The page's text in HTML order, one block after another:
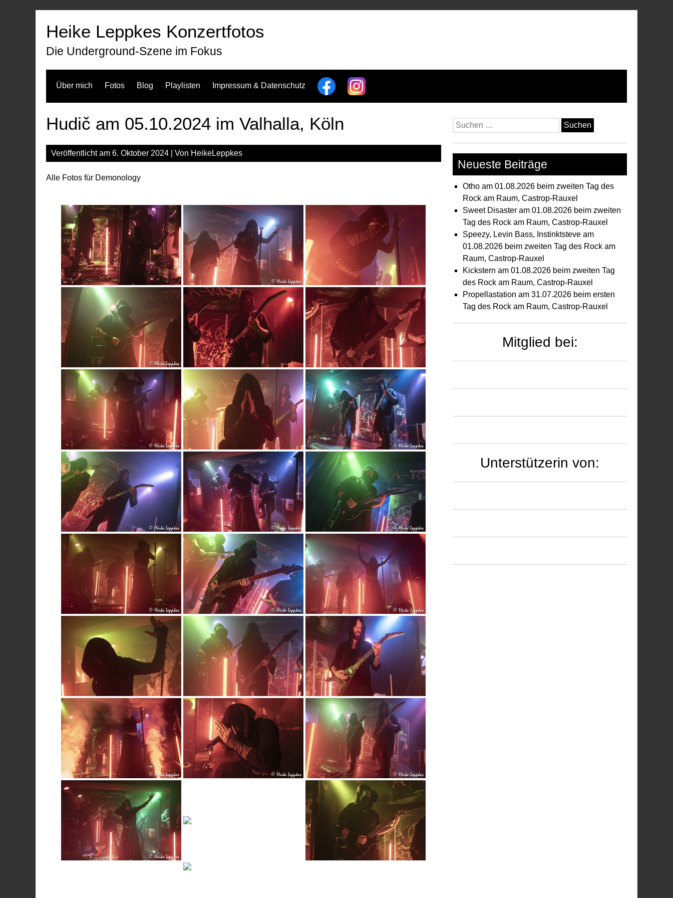
Heike Leppkes Konzertfotos
Die Underground-Szene im Fokus
Über mich Fotos Blog Playlisten Impressum & Datenschutz
Hudič am 05.10.2024 im Valhalla, Köln
Veröffentlicht am 6. Oktober 2024 | Von HeikeLeppkes
Alle Fotos für Demonology
Suchen
nach:
Neueste Beiträge
Otho am 01.08.2026 beim zweiten Tag des
Rock am Raum, Castrop-Rauxel
Sweet Disaster am 01.08.2026 beim zweiten
Tag des Rock am Raum, Castrop-Rauxel
Speezy, Levin Bass, Instinktsteve am
01.08.2026 beim zweiten Tag des Rock am
Raum, Castrop-Rauxel
Kickstern am 01.08.2026 beim zweiten Tag
des Rock am Raum, Castrop-Rauxel
Propellastation am 31.07.2026 beim ersten
Tag des Rock am Raum, Castrop-Rauxel
Mitglied bei:
Unterstützerin von: